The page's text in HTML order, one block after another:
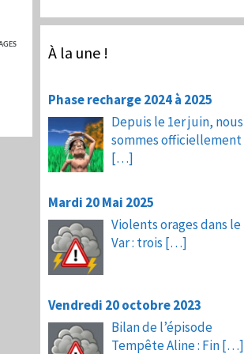
À la une !
Phase recharge 2024 à 2025
Depuis le 1er juin, nous
sommes officiellement
[…]
Mardi 20 Mai 2025
Violents orages dans le
Var : trois […]
Vendredi 20 octobre 2023
Bilan de l’épisode
Tempête Aline : Fin[…]